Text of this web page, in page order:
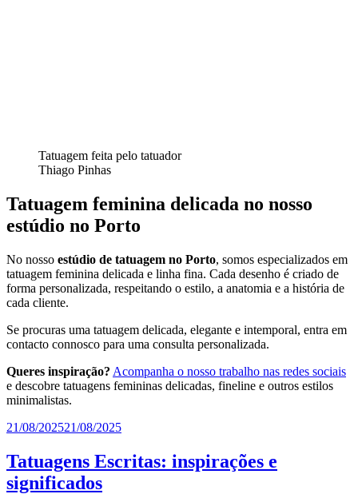
Tatuagem feita pelo tatuador
Thiago Pinhas
Tatuagem feminina delicada no nosso
estúdio no Porto
No nosso estúdio de tatuagem no Porto, somos especializados em
tatuagem feminina delicada e linha fina. Cada desenho é criado de
forma personalizada, respeitando o estilo, a anatomia e a história de
cada cliente.
Se procuras uma tatuagem delicada, elegante e intemporal, entra em
contacto connosco para uma consulta personalizada.
Queres inspiração? Acompanha o nosso trabalho nas redes sociais
e descobre tatuagens femininas delicadas, fineline e outros estilos
minimalistas.
Publicado
21/08/202521/08/2025
Tatuagens Escritas: inspirações e
significados